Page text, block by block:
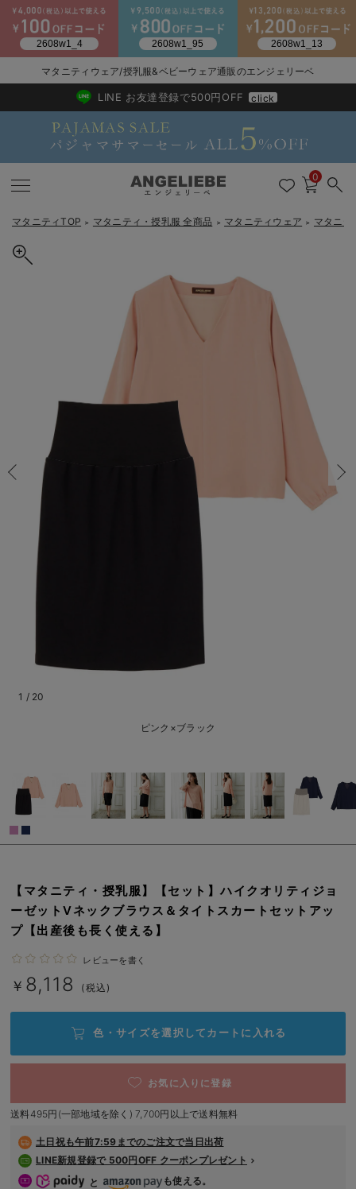
戻る
マタニティ スカート
マタニティ トップス
マタニティ アウター（コート）・ママコート
戻る
マタニティ 下着・インナー全て
妊婦帯・腹帯・産前ガードル
マタニティ 授乳 キャミソール
産褥ショーツ
骨盤・マタニティベルト （妊娠中・産後）
産後 ガードル インナー
マタニティ 腹巻き
戻る
戻る
マタニティ フォーマル全て
マタニティ オフィス 通勤服
マタニティ ドレス（結婚式・お呼ばれ）
マタニティ フォーマル パンツ・ボトムス
戻る
妊婦用 抱き枕・授乳クッション
戻る
マタニティレッグウェア全て
マタニティストッキング・タイツ
戻る
マタニティ ボディケア全て
戻る
【アウトレット】ワンピース
【アウトレット】トップス・授乳トップス
【アウトレット】ボトムス
【アウトレット】パジャマ
【アウトレット】インナー
【アウトレット】ベビー
戻る
見えてもカワイイ
コットン素材
冷房対策
接触冷感素材
Tシャツブラ
ブラトップ
親子セット
快適機能ウェア特集 ボトムス
快適機能ウェア特集 パジャマ
ハレの日に着るANGELIEBEのセレモニー
買って正解！高評価レビューアイテム
親子コーデ｜ママとベビーにおすすめ！
便利な育児家電
Gift Selection 出産祝い
入院準備の持ち物チェック
戻る
送料無料アイテム全て
ワンピース
トップス
パンツ
インナー
ブラキャミ おまとめ
MAX55%OFF ブラックフ
【37周年祭セール】
【37周年祭セール】
【37周年祭セール】
気温差別オススメア
【15℃】3月下旬～
【〜10℃】3月中旬
動きやすく着回しで
涼しくて可愛い「ワ
強撚スムース(コス
マタニティウェア
【おまとめ割】パジ
こだわりの履き心地
カジュアル
デニム
レギンス
ジャケット派
きれいめトップス派
きれいめスカート派
きれいめ美脚パンツ派
王道シンプル派
出産準備応援割全て
マタニティパジャマ
マタニティインナー
ベビー
【オフィスカジュア
【オフィスカジュア
レギンスタイプ
パンツタイプ
【フォーマル】ワン
【フォーマル】ボト
【フォーマル】トッ
【ベビー】長袖
【ベビー】半袖
【ベビー】グッズ
ハンカチ
2WAYオール
コンビ肌着
快適ウェア10%OFF
快適ウェア10%OFF
春のマタニティワン
セットアップ・ レイ
Aライン ・フレアワ
Iライン ・タイトシ
ジャンパースカート/
ワーク・オフィス
カジュアル
Gift Selection 出産
〜3,000円（税込）
〜5,000円（税込）
〜10,000円（税込）
10,001円（税込）〜
女の子におススメの
男の子におススメの
冬の冷え対策インナ
薄くてあったか
綿混素材
腹巻・ひざ上パンツ
保温&リカバリー
レギンス・タイツ
カップ付きインナー
入院準備の持ち物チ
入院してすぐ使うグ
赤ちゃんへ使うもの
産後に使うグッズ
冬のあったか特集全て
【冬のあったか特集
【冬のあったか特集
【冬のあったか特集
【冬のあったか特集
マタニティウェア/授乳服&ベビーウェア通販のエンジェリーベ
2026/NewArrival
送料495円(一部地域を除く) 7,700円以上で送料無料
LINE お友達登録で500円OFF click
0
マタニティTOP ＞ マタニティ・授乳服 全商品 ＞ マタニティウェア ＞ マタニテ
ピンク×ブラック
1 / 20
【マタニティ・授乳服】【セット】ハイクオリティジョ
ーゼットVネックブラウス＆タイトスカートセットアッ
プ【出産後も長く使える】
レビューを書く
￥ 8,118 (税込)
色・サイズを選択して カートに入れる
お気に入りに登録
送料495円(一部地域を除く) 7,700円以上で送料無料
【マタニティ・授乳服】【セット】ハイクオリティジョーゼットVネ
ックブラウス＆タイトスカートセットアップ【出産後も長く使える】
ピンク×ブラック
S-M/在庫あり
カートに入れる
売り切れ
土日祝も午前7:59までのご注文で当日出荷
LINE新規登録で 500円OFF クーポンプレゼント
と
も使える。